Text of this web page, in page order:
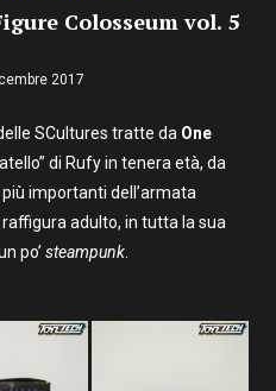
Colosseum vol. 5
2017
SCultures tratte da One
di Rufy in tenera età, da
importanti dell’armata
adulto, in tutta la sua
po’ steampunk